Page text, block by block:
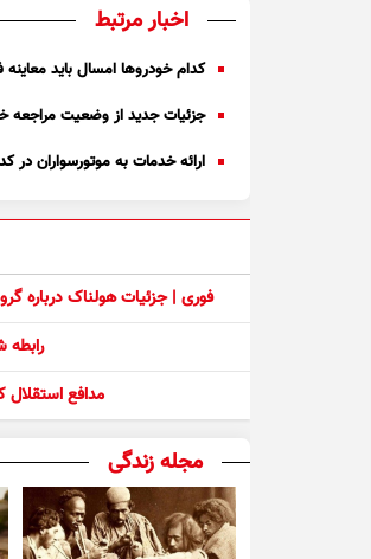
اخبار مرتبط
کدام خودروها امسال باید معاینه
جزئیات جدید از وضعیت مراجعه
ارائه خدمات به موتورسواران در
فوری | جزئیات هولناک درباره
مدافع
مجله زندگی